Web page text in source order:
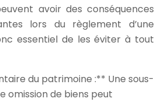
avoir des conséquences
lors du règlement d’une
essentiel de les éviter à tout
du patrimoine :** Une sous-
omission de biens peut